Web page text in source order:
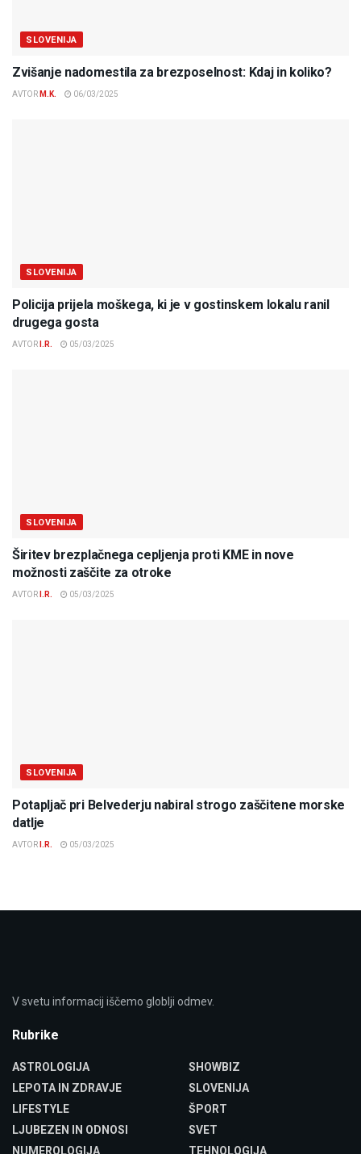
SLOVENIJA
Zvišanje nadomestila za brezposelnost: Kdaj in koliko?
AVTOR M.K. 06/03/2025
SLOVENIJA
Policija prijela moškega, ki je v gostinskem lokalu ranil
drugega gosta
AVTOR I.R. 05/03/2025
SLOVENIJA
Širitev brezplačnega cepljenja proti KME in nove
možnosti zaščite za otroke
AVTOR I.R. 05/03/2025
SLOVENIJA
Potapljač pri Belvederju nabiral strogo zaščitene morske
datlje
AVTOR I.R. 05/03/2025
V svetu informacij iščemo globlji odmev.
Rubrike
ASTROLOGIJA
LEPOTA IN ZDRAVJE
LIFESTYLE
LJUBEZEN IN ODNOSI
NUMEROLOGIJA
SHOWBIZ
SLOVENIJA
ŠPORT
SVET
TEHNOLOGIJA